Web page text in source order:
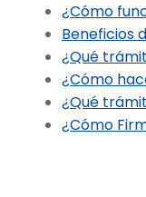
¿Cómo
Beneficios
¿Qué
¿Cómo
¿Qué
¿Cómo